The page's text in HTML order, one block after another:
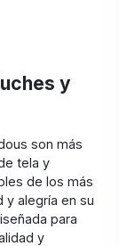
y
son más
tela y
de los más
y alegría en su
para
y